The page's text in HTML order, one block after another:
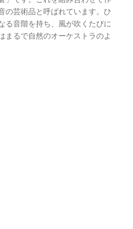
の芸術品と呼ばれています。ひ
る音階を持ち、風が吹くたびに
まるで自然のオーケストラのよ